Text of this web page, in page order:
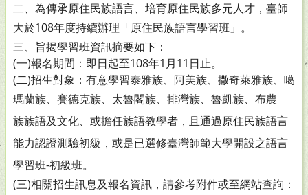
二、為傳承原住民族語言、培育原住民族多元人才，臺師
大於108年度持續辦理「原住民族語言學習班」。
三、旨揭學習班資訊摘要如下：
(一)報名期間：即日起至108年1月11日止。
(二)招生對象：有意學習泰雅族、阿美族、撒奇萊雅族、噶
瑪蘭族、賽德克族、太魯閣族、排灣族、魯凱族、布農
族族語及文化、或擔任族語教學者，且通過原住民族語言
能力認證測驗初級，或是已選修臺灣師範大學開設之語言
學習班-初級班。
(三)相關招生訊息及報名資訊，請參考附件或至網站查詢：